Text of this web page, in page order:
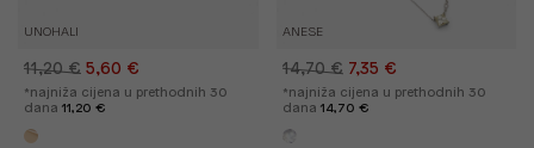
UNOHALI
11,20 € 5,60 €
*najniža cijena u prethodnih 30
dana 11,20 €
ANESE
14,70 € 7,35 €
*najniža cijena u prethodnih 30
dana 14,70 €